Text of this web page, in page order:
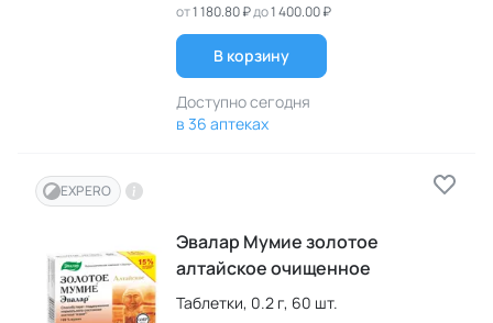
от1 180.80 ₽до1 400.00 ₽
В корзину
Доступно сегодня
в 36 аптеках
EXPERO
Эвалар Мумие золотое
алтайское очищенное
Таблетки, 0.2 г, 60 шт.